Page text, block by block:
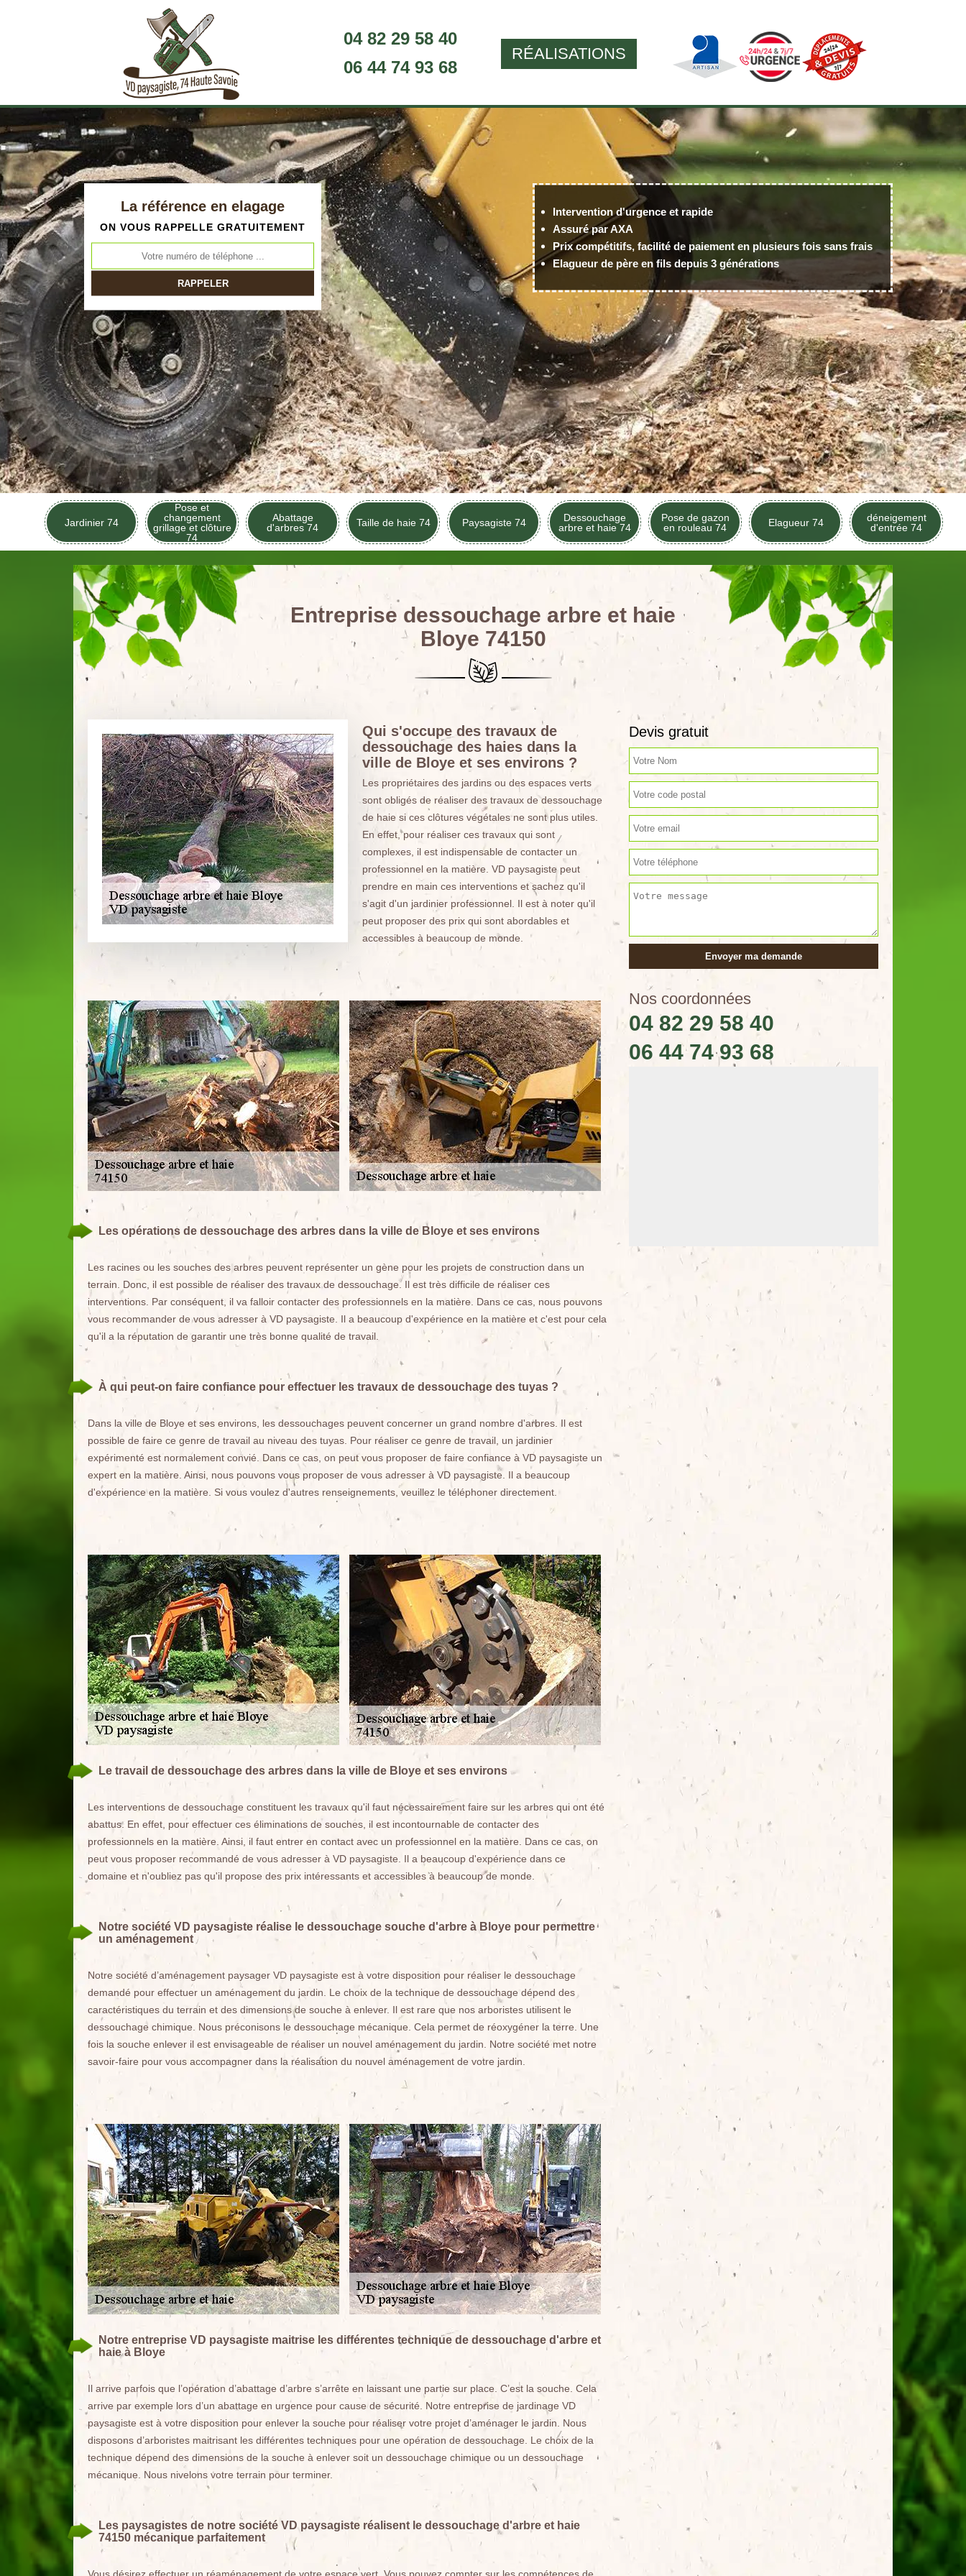
04 82 29 58 40
06 44 74 93 68
RÉALISATIONS
La référence en elagage
ON VOUS RAPPELLE GRATUITEMENT
Intervention d'urgence et rapide
Assuré par AXA
Prix compétitifs, facilité de paiement en plusieurs fois sans frais
Elagueur de père en fils depuis 3 générations
Jardinier 74
Pose et
changement
grillage et clôture
74
Abattage
d'arbres 74
Taille de haie 74 Paysagiste 74
Dessouchage
arbre et haie 74
Pose de gazon
en rouleau 74
Elagueur 74
déneigement
d'entrée 74
Entreprise dessouchage arbre et haie
Bloye 74150
Qui s'occupe des travaux de
dessouchage des haies dans la
ville de Bloye et ses environs ?
Les propriétaires des jardins ou des espaces verts
sont obligés de réaliser des travaux de dessouchage
de haie si ces clôtures végétales ne sont plus utiles.
En effet, pour réaliser ces travaux qui sont
complexes, il est indispensable de contacter un
professionnel en la matière. VD paysagiste peut
prendre en main ces interventions et sachez qu'il
s'agit d'un jardinier professionnel. Il est à noter qu'il
peut proposer des prix qui sont abordables et
accessibles à beaucoup de monde.
Les opérations de dessouchage des arbres dans la ville de Bloye et ses environs
Les racines ou les souches des arbres peuvent représenter un gène pour les projets de construction dans un
terrain. Donc, il est possible de réaliser des travaux de dessouchage. Il est très difficile de réaliser ces
interventions. Par conséquent, il va falloir contacter des professionnels en la matière. Dans ce cas, nous pouvons
vous recommander de vous adresser à VD paysagiste. Il a beaucoup d'expérience en la matière et c'est pour cela
qu'il a la réputation de garantir une très bonne qualité de travail.
À qui peut-on faire confiance pour effectuer les travaux de dessouchage des tuyas ?
Dans la ville de Bloye et ses environs, les dessouchages peuvent concerner un grand nombre d'arbres. Il est
possible de faire ce genre de travail au niveau des tuyas. Pour réaliser ce genre de travail, un jardinier
expérimenté est normalement convié. Dans ce cas, on peut vous proposer de faire confiance à VD paysagiste un
expert en la matière. Ainsi, nous pouvons vous proposer de vous adresser à VD paysagiste. Il a beaucoup
d'expérience en la matière. Si vous voulez d'autres renseignements, veuillez le téléphoner directement.
Le travail de dessouchage des arbres dans la ville de Bloye et ses environs
Les interventions de dessouchage constituent les travaux qu'il faut nécessairement faire sur les arbres qui ont été
abattus. En effet, pour effectuer ces éliminations de souches, il est incontournable de contacter des
professionnels en la matière. Ainsi, il faut entrer en contact avec un professionnel en la matière. Dans ce cas, on
peut vous proposer recommandé de vous adresser à VD paysagiste. Il a beaucoup d'expérience dans ce
domaine et n'oubliez pas qu'il propose des prix intéressants et accessibles à beaucoup de monde.
Notre société VD paysagiste réalise le dessouchage souche d'arbre à Bloye pour permettre
un aménagement
Notre société d’aménagement paysager VD paysagiste est à votre disposition pour réaliser le dessouchage
demandé pour effectuer un aménagement du jardin. Le choix de la technique de dessouchage dépend des
caractéristiques du terrain et des dimensions de souche à enlever. Il est rare que nos arboristes utilisent le
dessouchage chimique. Nous préconisons le dessouchage mécanique. Cela permet de réoxygéner la terre. Une
fois la souche enlever il est envisageable de réaliser un nouvel aménagement du jardin. Notre société met notre
savoir-faire pour vous accompagner dans la réalisation du nouvel aménagement de votre jardin.
Notre entreprise VD paysagiste maitrise les différentes technique de dessouchage d'arbre et
haie à Bloye
Il arrive parfois que l’opération d’abattage d’arbre s’arrête en laissant une partie sur place. C’est la souche. Cela
arrive par exemple lors d’un abattage en urgence pour cause de sécurité. Notre entreprise de jardinage VD
paysagiste est à votre disposition pour enlever la souche pour réaliser votre projet d’aménager le jardin. Nous
disposons d’arboristes maitrisant les différentes techniques pour une opération de dessouchage. Le choix de la
technique dépend des dimensions de la souche à enlever soit un dessouchage chimique ou un dessouchage
mécanique. Nous nivelons votre terrain pour terminer.
Les paysagistes de notre société VD paysagiste réalisent le dessouchage d'arbre et haie
74150 mécanique parfaitement
Devis gratuit
Nos coordonnées
04 82 29 58 40
06 44 74 93 68